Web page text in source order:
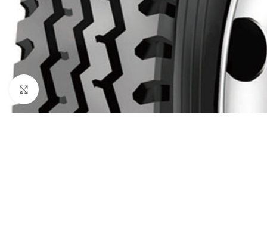
Click to enlarge